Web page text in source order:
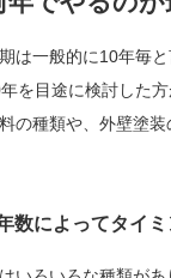
は一般的に10年毎
を目途に検討した
の種類や、外壁塗
数によってタイミ